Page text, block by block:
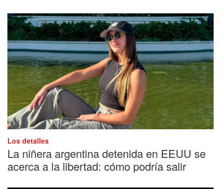
Los detalles
La niñera argentina detenida en EEUU se
acerca a la libertad: cómo podría salir